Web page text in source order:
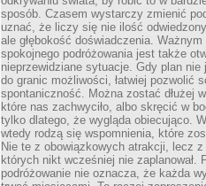
sposób. Czasem wystarczy zmienić
uznać, że liczy się nie ilość
ale głębokość doświadczenia. Ważnym
spokojnego podróżowania jest także
nieprzewidziane sytuacje. Gdy plan nie
do granic możliwości, łatwiej pozwolić
spontaniczność. Można zostać dłużej
które nas zachwyciło, albo skręcić w
tylko dlatego, że wygląda obiecująco.
wtedy rodzą się wspomnienia, które
Nie te z obowiązkowych atrakcji, lecz z
których nikt wcześniej nie zaplanował.
podróżowanie nie oznacza, że każda